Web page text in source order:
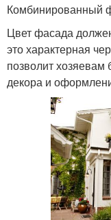
Комбинированный
Цвет фасада
это характерная
позволит
декора и